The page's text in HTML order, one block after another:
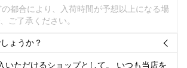
都合により、入荷時間が予想以上になる場
ご了承ください。
ょうか？ 
いただけるショップとして。 いつも当店を